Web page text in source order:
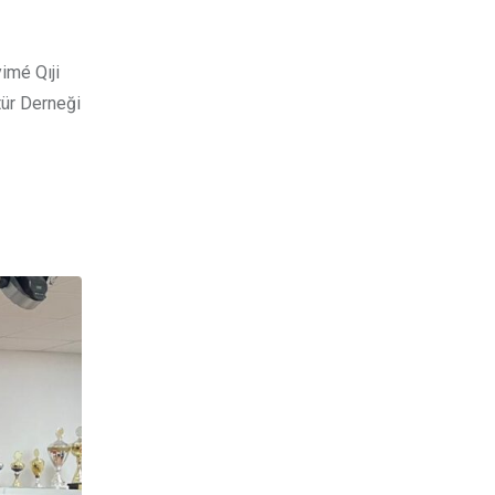
Qıji
Derneği